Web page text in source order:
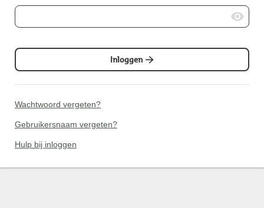
Inloggen
Wachtwoord vergeten?
Gebruikersnaam vergeten?
Hulp bij inloggen